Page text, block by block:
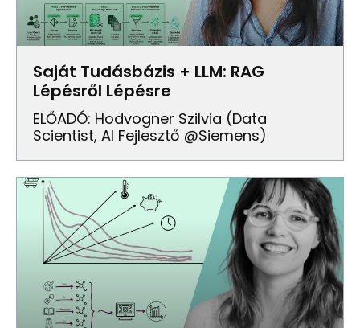
Saját Tudásbázis + LLM: RAG
Lépésről Lépésre
ELŐADÓ: Hodvogner Szilvia (Data
Scientist, AI Fejlesztő @Siemens)